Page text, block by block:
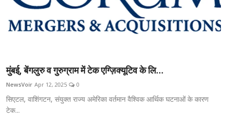
मुंबई, बेंगलुरु व गुरुग्राम में टेक एग्ज़िक्यूटिव के लि...
NewsVoir Apr 12, 2025 0
सिएटल, वाशिंगटन, संयुक्त राज्य अमेरिका वर्तमान वैश्विक आर्थिक घटनाओं के कारण
टेक...